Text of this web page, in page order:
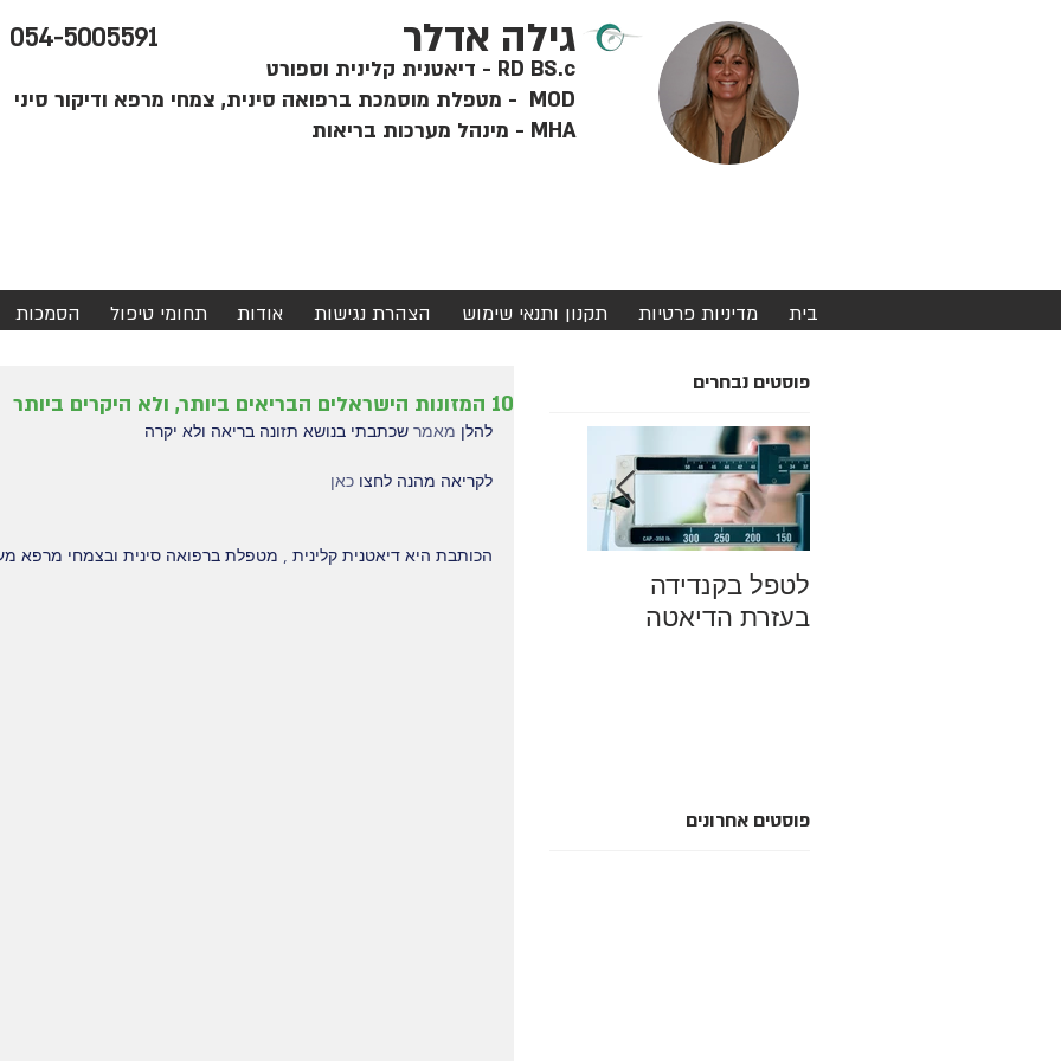
גילה אדלר
RD BS.c - דיאטנית קלינית וספורט
MOD - מטפלת מוסמכת ברפואה סינית, צמחי מרפא ודיקור סיני
MHA - מינהל מערכות בריאות
054-5005591
בית מדיניות פרטיות תקנון ותנאי שימוש הצהרת נגישות אודות תחומי טיפול הסמכות
פוסטים נבחרים
לטפל בקנדידה
בעזרת הדיאטה
פוסטים אחרונים
10 המזונות הישראלים הבריאים ביותר, ולא היקרים ביותר
להלן מאמר שכתבתי בנושא תזונה בריאה ולא יקרה
לקריאה מהנה לחצו כאן
הכותבת היא דיאטנית קלינית , מטפלת ברפואה סינית ובצמחי מרפא